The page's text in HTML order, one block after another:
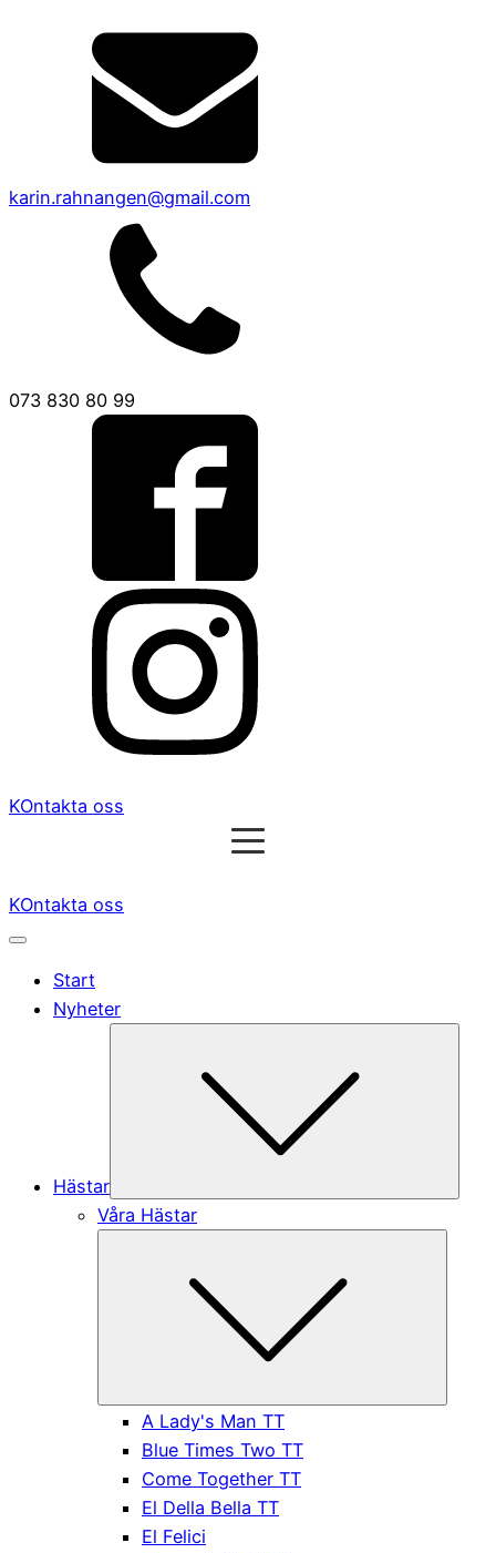
karin.rahnangen@gmail.com
073 830 80 99
KOntakta oss
KOntakta oss
Start
Nyheter
Hästar
Våra Hästar
A Lady's Man TT
Blue Times Two TT
Come Together TT
El Della Bella TT
El Felici